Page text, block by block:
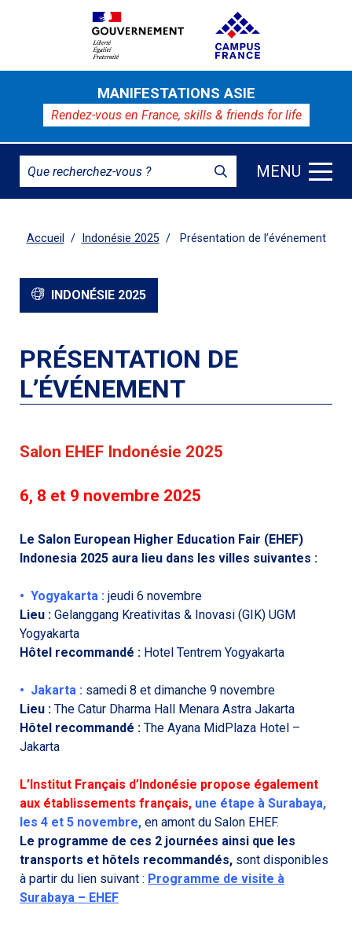
MANIFESTATIONS ASIE
Rendez-vous en France, skills & friends for life
MENU
Accueil Indonésie 2025 Présentation de l’événement
INDONÉSIE 2025
PRÉSENTATION DE
L’ÉVÉNEMENT
Salon EHEF Indonésie 2025
6, 8 et 9 novembre 2025
Le Salon European Higher Education Fair (EHEF)
Indonesia 2025 aura lieu dans les villes suivantes :
• Yogyakarta : jeudi 6 novembre
Lieu : Gelanggang Kreativitas & Inovasi (GIK) UGM
Yogyakarta
Hôtel recommandé : Hotel Tentrem Yogyakarta
• Jakarta : samedi 8 et dimanche 9 novembre
Lieu : The Catur Dharma Hall Menara Astra Jakarta
Hôtel recommandé : The Ayana MidPlaza Hotel –
Jakarta
L’Institut Français d’Indonésie propose également
aux établissements français, une étape à Surabaya,
les 4 et 5 novembre, en amont du Salon EHEF.
Le programme de ces 2 journées ainsi que les
transports et hôtels recommandés, sont disponibles
à partir du lien suivant : Programme de visite à
Surabaya – EHEF